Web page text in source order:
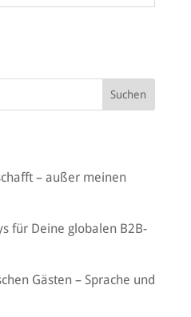
– außer meinen
für Deine globalen B2B-
Gästen – Sprache und